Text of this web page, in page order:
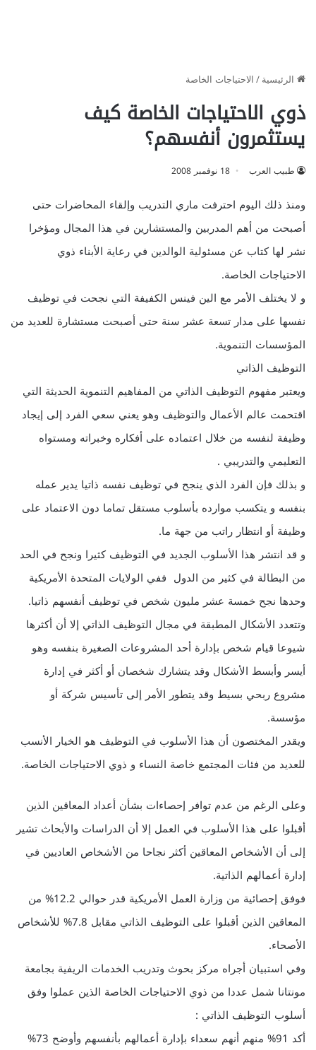
الرئيسية/الاحتياجات الخاصة
ذوي الاحتياجات الخاصة كيف
يستثمرون أنفسهم؟
طبيب العرب 18 نوفمبر 2008
ومنذ ذلك اليوم احترفت ماري التدريب وإلقاء المحاضرات حتى
أصبحت من أهم المدربين والمستشارين في هذا المجال ومؤخرا
نشر لها كتاب عن مسئولية الوالدين في رعاية الأبناء ذوي
الاحتياجات الخاصة.
و لا يختلف الأمر مع الين فينس الكفيفة التي نجحت في توظيف
نفسها على مدار تسعة عشر سنة حتى أصبحت مستشارة للعديد من
المؤسسات التنموية.
التوظيف الذاتي
ويعتبر مفهوم التوظيف الذاتي من المفاهيم التنموية الحديثة التي
اقتحمت عالم الأعمال والتوظيف وهو يعني سعي الفرد إلى إيجاد
وظيفة لنفسه من خلال اعتماده على أفكاره وخبراته ومستواه
التعليمي والتدريبي .
و بذلك فإن الفرد الذي ينجح في توظيف نفسه ذاتيا يدير عمله
بنفسه و يتكسب موارده بأسلوب مستقل تماما دون الاعتماد على
وظيفة أو انتظار راتب من جهة ما.
و قد انتشر هذا الأسلوب الجديد في التوظيف كثيرا ونجح في الحد
من البطالة في كثير من الدول ففي الولايات المتحدة الأمريكية
وحدها نجح خمسة عشر مليون شخص في توظيف أنفسهم ذاتيا.
وتتعدد الأشكال المطبقة في مجال التوظيف الذاتي إلا أن أكثرها
شيوعا قيام شخص بإدارة أحد المشروعات الصغيرة بنفسه وهو
أيسر وأبسط الأشكال وقد يتشارك شخصان أو أكثر في إدارة
مشروع ربحي بسيط وقد يتطور الأمر إلى تأسيس شركة أو
مؤسسة.
ويقدر المختصون أن هذا الأسلوب في التوظيف هو الخيار الأنسب
للعديد من فئات المجتمع خاصة النساء و ذوي الاحتياجات الخاصة.
وعلى الرغم من عدم توافر إحصاءات بشأن أعداد المعاقين الذين
أقبلوا على هذا الأسلوب في العمل إلا أن الدراسات والأبحاث تشير
إلى أن الأشخاص المعاقين أكثر نجاحا من الأشخاص العاديين في
إدارة أعمالهم الذاتية.
فوفق إحصائية من وزارة العمل الأمريكية قدر حوالي 12.2% من
المعاقين الذين أقبلوا على التوظيف الذاتي مقابل 7.8% للأشخاص
الأصحاء.
وفي استبيان أجراه مركز بحوث وتدريب الخدمات الريفية بجامعة
مونتانا شمل عددا من ذوي الاحتياجات الخاصة الذين عملوا وفق
أسلوب التوظيف الذاتي :
أكد 91% منهم أنهم سعداء بإدارة أعمالهم بأنفسهم وأوضح 73%